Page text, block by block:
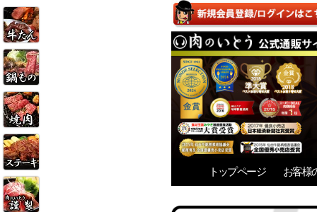
トップページ お客様